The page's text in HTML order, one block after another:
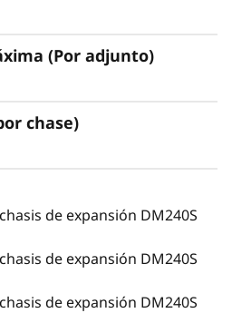
crece con tu empresa
fluido, una
diseño compacto de 2 U.
(Por adjunto)
chase)
de expansión DM240S
de expansión DM240S
de expansión DM240S